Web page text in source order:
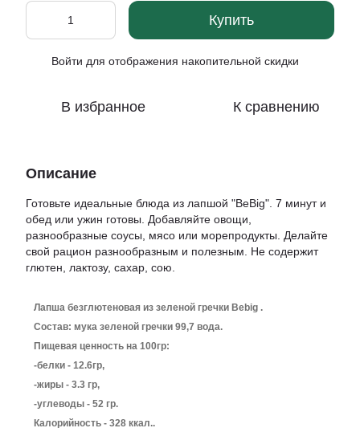
Купить
Войти для отображения накопительной скидки
В избранное К сравнению
Описание
Готовьте идеальные блюда из лапшой "BeBig". 7 минут и
обед или ужин готовы. Добавляйте овощи,
разнообразные соусы, мясо или морепродукты. Делайте
свой рацион разнообразным и полезным. Не содержит
глютен, лактозу, сахар, сою.
Лапша безглютеновая из зеленой гречки Bebig .
Состав: мука зеленой гречки 99,7 вода.
Пищевая ценность на 100гр:
-белки - 12.6гр,
-жиры - 3.3 гр,
-углеводы - 52 гр.
Калорийность - 328 ккал..